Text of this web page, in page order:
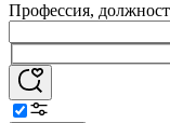
Профессия,